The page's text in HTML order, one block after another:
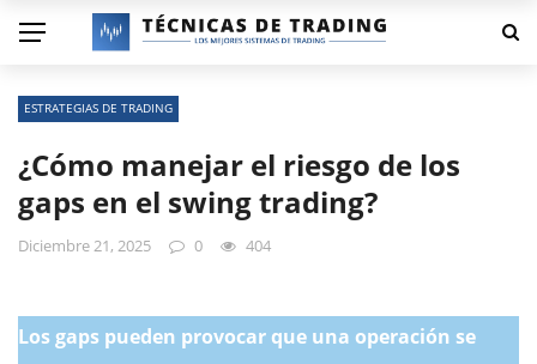
ESTRATEGIAS DE TRADING
¿Cómo manejar el riesgo de los
gaps en el swing trading?
Diciembre 21, 2025 0 404
Los gaps pueden provocar que una operación se